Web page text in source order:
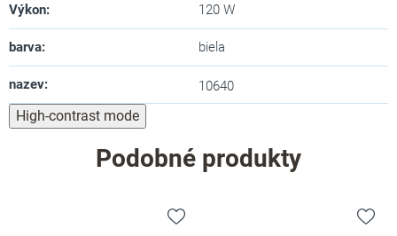
Výkon: 120 W
barva: biela
nazev: 10640
High-contrast mode
Podobné produkty